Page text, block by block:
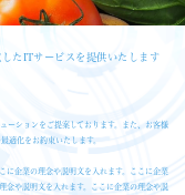
たITサービスを提供いたします
ーションをご提案しております。また、お客様
適化をお約束いたします。
に企業の理念や説明文を入れます。ここに企業
念や説明文を入れます。ここに企業の理念や説